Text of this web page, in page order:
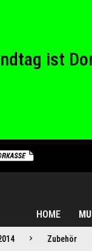
ist
HOME
Zubehör